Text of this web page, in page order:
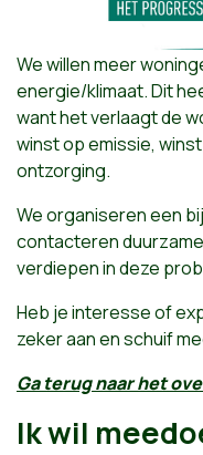
We willen meer
energie/klimaat. Dit
want het verlaagt de
winst op emissie,
ontzorging.
We organiseren een
contacteren
verdiepen in deze
Heb je interesse of
zeker aan en schuif
Ga terug naar het
Ik wil